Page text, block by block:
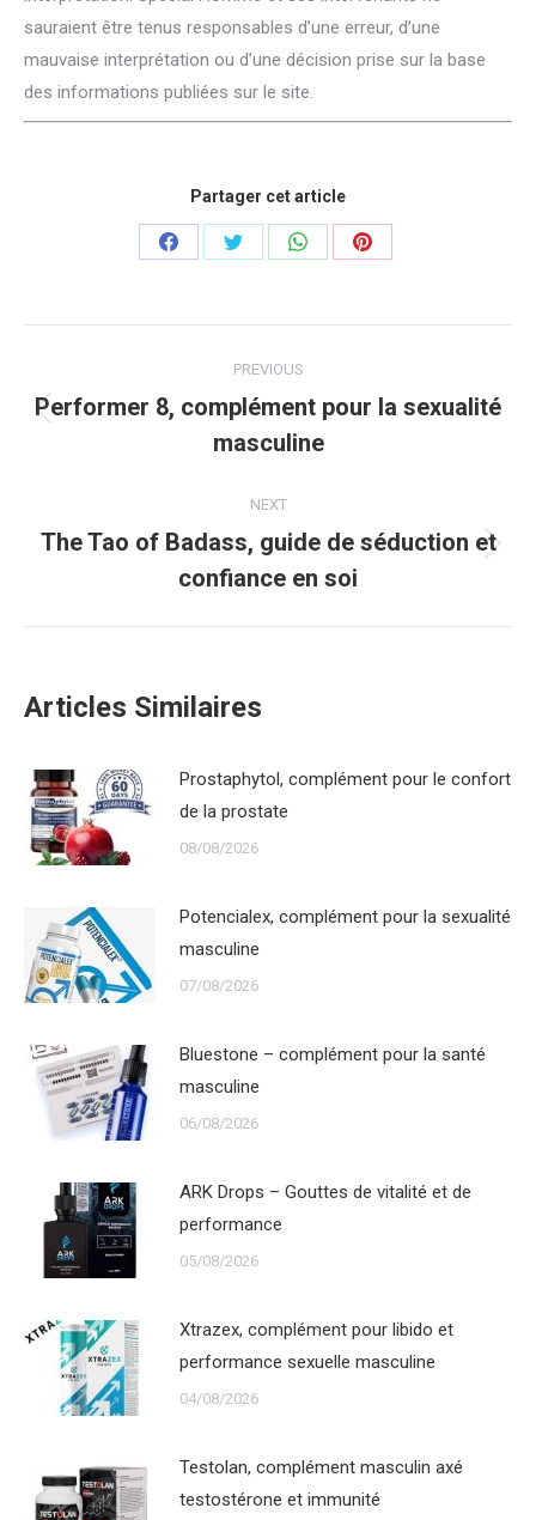
sauraient être tenus responsables d’une erreur, d’une
mauvaise interprétation ou d’une décision prise sur la base
des informations publiées sur le site.
Partager cet article
Share
Facebook
Share
Twitter
Share
WhatsApp
Share
Pinterest
navigation
PREVIOUS
Previous
post:
Performer 8, complément pour la sexualité
masculine
NEXT
Next
post:
The Tao of Badass, guide de séduction et
confiance en soi
Articles Similaires
Prostaphytol, complément pour le confort
de la prostate
08/08/2026
Potencialex, complément pour la sexualité
masculine
07/08/2026
Bluestone – complément pour la santé
masculine
06/08/2026
ARK Drops – Gouttes de vitalité et de
performance
05/08/2026
Xtrazex, complément pour libido et
performance sexuelle masculine
04/08/2026
Testolan, complément masculin axé
testostérone et immunité